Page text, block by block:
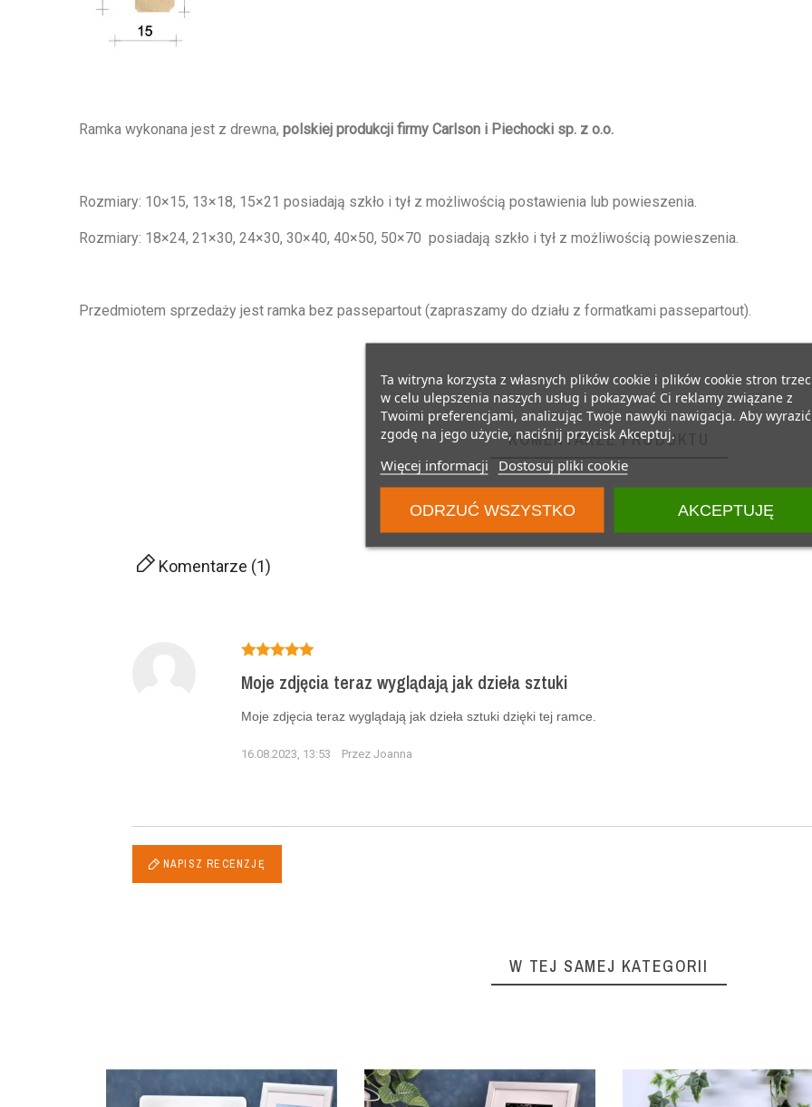
Ramka wykonana jest z drewna,polskiej produkcji firmy Carlson i Piechocki sp. z o.o.
Rozmiary: 10×15, 13×18, 15×21 posiadają szkło i tył z możliwością postawienia lub powieszenia.
Rozmiary: 18×24, 21×30, 24×30, 30×40, 40×50, 50×70 posiadają szkło i tył z możliwością powieszenia.
Przedmiotem sprzedaży jest ramka bez passepartout (zapraszamy do działu z formatkami passepartout).
KOMENTARZE PRODUKTU
Komentarze (1)
Moje zdjęcia teraz wyglądają jak dzieła sztuki
Moje zdjęcia teraz wyglądają jak dzieła sztuki dzięki tej ramce.
16.08.2023, 13:53 Przez Joanna
NAPISZ RECENZJĘ
W TEJ SAMEJ KATEGORII
Ta witryna korzysta z własnych plików cookie i plików cookie stron
w celu ulepszenia naszych usług i pokazywać Ci reklamy związane z
Twoimi preferencjami, analizując Twoje nawyki nawigacja. Aby wyrazić
zgodę na jego użycie, naciśnij przycisk Akceptuj.
Więcej informacji Dostosuj pliki cookie
ODRZUĆ WSZYSTKO AKCEPTUJĘ